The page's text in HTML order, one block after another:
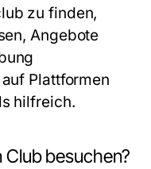
zu finden,
Angebote
Plattformen
hilfreich.
Club besuchen?